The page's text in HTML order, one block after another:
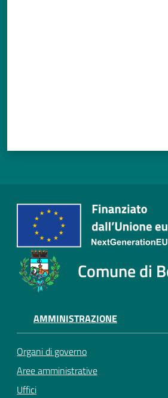
Comune di
AMMINISTRAZIONE
Organi di governo
Aree amministrative
Uffici